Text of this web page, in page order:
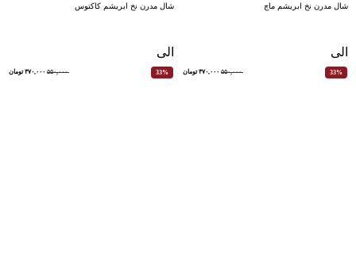
شال مدرن نخ ابریشم ماچ
الی
33% ۵۵۰,۰۰۰ ۳۷۰,۰۰۰ تومان
شال مدرن نخ ابریشم کاکتوس
الی
33% ۵۵۰,۰۰۰ ۳۷۰,۰۰۰ تومان